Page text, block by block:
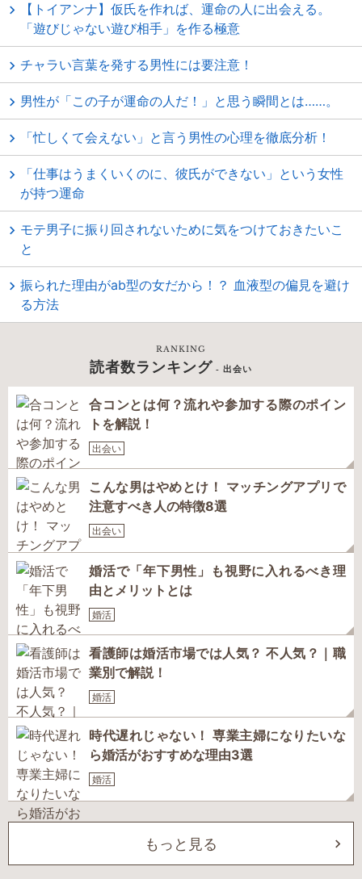
【トイアンナ】仮氏を作れば、運命の人に出会える。
「遊びじゃない遊び相手」を作る極意
チャラい言葉を発する男性には要注意！
男性が「この子が運命の人だ！」と思う瞬間とは……。
「忙しくて会えない」と言う男性の心理を徹底分析！
「仕事はうまくいくのに、彼氏ができない」という女性
が持つ運命
モテ男子に振り回されないために気をつけておきたいこ
と
振られた理由がab型の女だから！？ 血液型の偏見を避け
る方法
RANKING
読者数ランキング - 出会い
合コンとは何？流れや参加する際のポイン
トを解説！
出会い
こんな男はやめとけ！ マッチングアプリで
注意すべき人の特徴8選
出会い
婚活で「年下男性」も視野に入れるべき理
由とメリットとは
婚活
看護師は婚活市場では人気？ 不人気？｜職
業別で解説！
婚活
時代遅れじゃない！ 専業主婦になりたいな
ら婚活がおすすめな理由3選
婚活
もっと見る